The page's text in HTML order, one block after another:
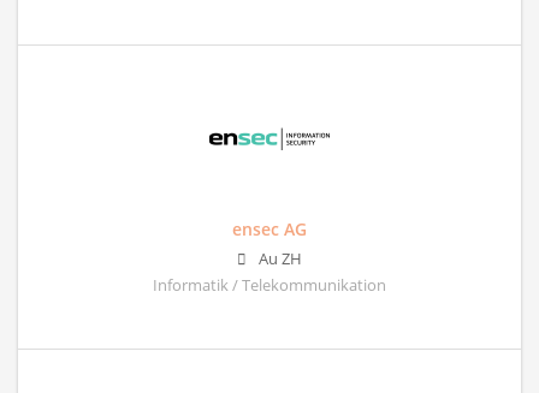
ensec AG
Au ZH
Informatik / Telekommunikation